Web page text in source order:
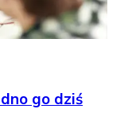
go dziś